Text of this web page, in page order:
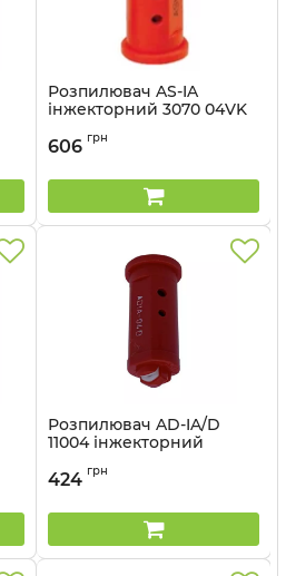
Розпилювач AS-IA
інжекторний 3070 04VK
Артикул:
606 грн
Розпилювач AD-IA/D
11004 інжекторний
Артикул:
424 грн